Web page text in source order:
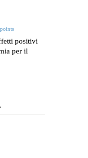
positivi
per il